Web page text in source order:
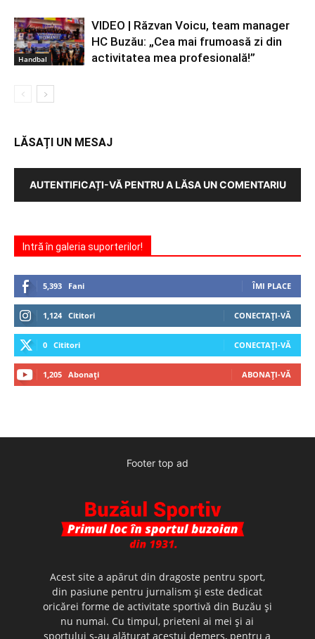
Handbal
VIDEO | Răzvan Voicu, team manager
HC Buzău: „Cea mai frumoasă zi din
activitatea mea profesională!”
LĂSAȚI UN MESAJ
AUTENTIFICAȚI-VĂ PENTRU A LĂSA UN COMENTARIU
Intră în galeria suporterilor!
5,393 Fani ÎMI PLACE
1,124 Cititori CONECTAȚI-VĂ
0 Cititori CONECTAȚI-VĂ
1,205 Abonați ABONAȚI-VĂ
Footer top ad
Acest site a apărut din dragoste pentru sport,
din pasiune pentru jurnalism şi este dedicat
oricărei forme de activitate sportivă din Buzău şi
nu numai. Cu timpul, prieteni ai mei şi ai
sportului s-au alăturat acestui demers, pentru a